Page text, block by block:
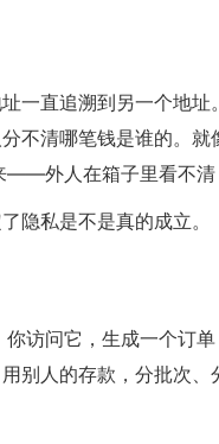
一直追溯到另一个地
不清哪笔钱是谁的。
外人在箱子里看不清
隐私是不是真的成立。
访问它，生成一个订
别人的存款，分批次